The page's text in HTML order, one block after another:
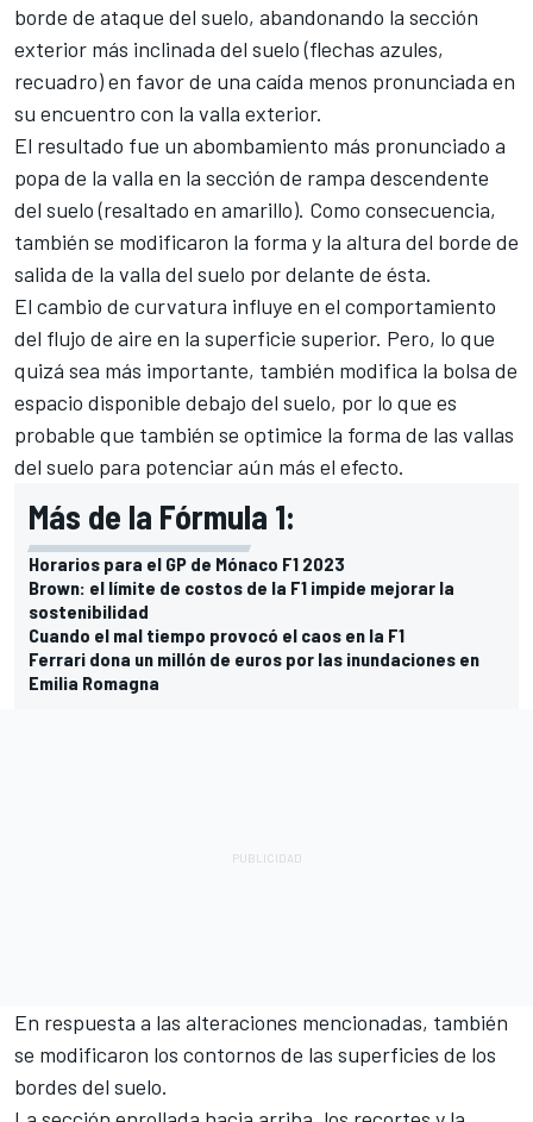
borde de ataque del suelo, abandonando la sección
exterior más inclinada del suelo (flechas azules,
recuadro) en favor de una caída menos pronunciada en
su encuentro con la valla exterior.
El resultado fue un abombamiento más pronunciado a
popa de la valla en la sección de rampa descendente
del suelo (resaltado en amarillo). Como consecuencia,
también se modificaron la forma y la altura del borde de
salida de la valla del suelo por delante de ésta.
El cambio de curvatura influye en el comportamiento
del flujo de aire en la superficie superior. Pero, lo que
quizá sea más importante, también modifica la bolsa de
espacio disponible debajo del suelo, por lo que es
probable que también se optimice la forma de las vallas
del suelo para potenciar aún más el efecto.
Más de la Fórmula 1:
Horarios para el GP de Mónaco F1 2023
Brown: el límite de costos de la F1 impide mejorar la
sostenibilidad
Cuando el mal tiempo provocó el caos en la F1
Ferrari dona un millón de euros por las inundaciones en
Emilia Romagna
En respuesta a las alteraciones mencionadas, también
se modificaron los contornos de las superficies de los
bordes del suelo.